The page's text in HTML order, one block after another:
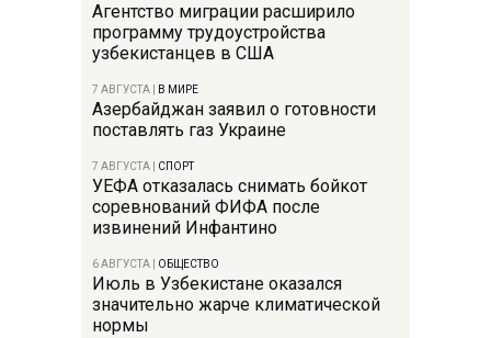
Агентство миграции расширило
программу трудоустройства
узбекистанцев в США
7 АВГУСТА В МИРЕ
Азербайджан заявил о готовности
поставлять газ Украине
7 АВГУСТА СПОРТ
УЕФА отказалась снимать бойкот
соревнований ФИФА после
извинений Инфантино
6 АВГУСТА ОБЩЕСТВО
Июль в Узбекистане оказался
значительно жарче климатической
нормы